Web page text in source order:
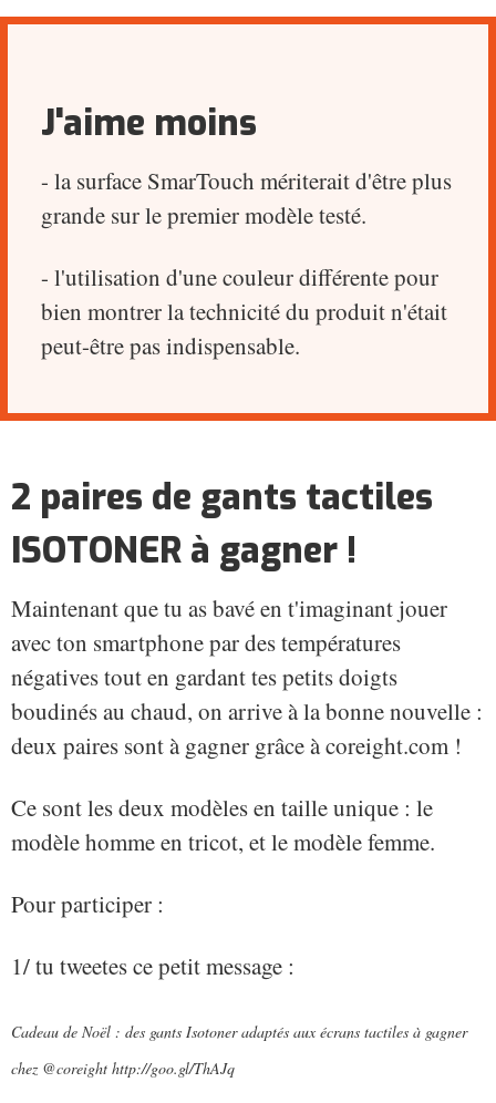
J'aime moins
- la surface SmarTouch mériterait d'être plus
grande sur le premier modèle testé.
- l'utilisation d'une couleur différente pour
bien montrer la technicité du produit n'était
peut-être pas indispensable.
2 paires de gants tactiles
ISOTONER à gagner !
Maintenant que tu as bavé en t'imaginant jouer
avec ton smartphone par des températures
négatives tout en gardant tes petits doigts
boudinés au chaud, on arrive à la bonne nouvelle :
deux paires sont à gagner grâce à coreight.com !
Ce sont les deux modèles en taille unique : le
modèle homme en tricot, et le modèle femme.
Pour participer :
1/ tu tweetes ce petit message :
Cadeau de Noël : des gants Isotoner adaptés aux écrans tactiles à gagner
chez @coreight http://goo.gl/ThAJq